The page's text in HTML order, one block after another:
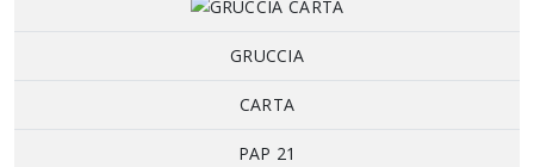
GRUCCIA
CARTA
PAP 21